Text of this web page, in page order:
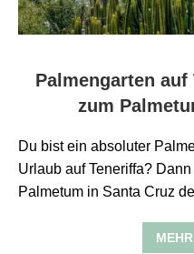
Palmengarten
zum
Du bist ein absoluter
Urlaub auf Teneriffa?
Palmetum in Santa Cruz